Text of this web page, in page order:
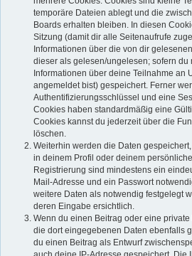
temporäre Dateien ablegt und die
Boards erhalten bleiben. In diesen
Sitzung (damit dir alle Seitenaufrufe
Informationen über die von dir
dieser als gelesen/ungelesen; sofern du
Informationen über deine Teilnahme an
angemeldet bist) gespeichert. Ferner
Authentifizierungsschlüssel und eine
Cookies haben standardmäßig eine
Cookies kannst du jederzeit über die
löschen.
Weiterhin werden die Daten
in deinem Profil oder deinem
Registrierung sind mindestens ein
Mail-Adresse und ein Passwort
weitere Daten als notwendig festgelegt
deren Eingabe ersichtlich.
Wenn du einen Beitrag oder eine
die dort eingegebenen Daten ebenfalls
du einen Beitrag als Entwurf